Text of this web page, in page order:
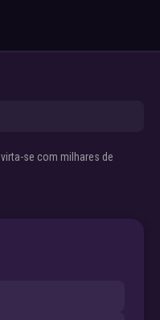
se com milhares de